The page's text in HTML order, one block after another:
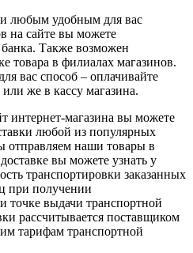
любым удобным для вас
на сайте вы можете
банка. Также возможен
товара в филиалах магазинов.
вас способ – оплачивайте
же в кассу магазина.
интернет-магазина вы можете
любой из популярных
наши товары в
вы можете узнать у
транспортировки заказанных
при получении
точке выдачи транспортной
рассчитывается поставщиком
тарифам транспортной